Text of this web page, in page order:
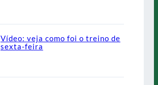
Vídeo: veja como foi o treino de
sexta-feira